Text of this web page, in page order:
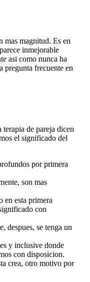
mas magnitud. Es en
inmejorable
asi­ como nunca ha
pregunta frecuente en
terapia de pareja dicen
el significado del
por primera
son mas
en esta primera
con
despues, se tenga un
y inclusive donde
con disposicion.
crea, otro motivo por